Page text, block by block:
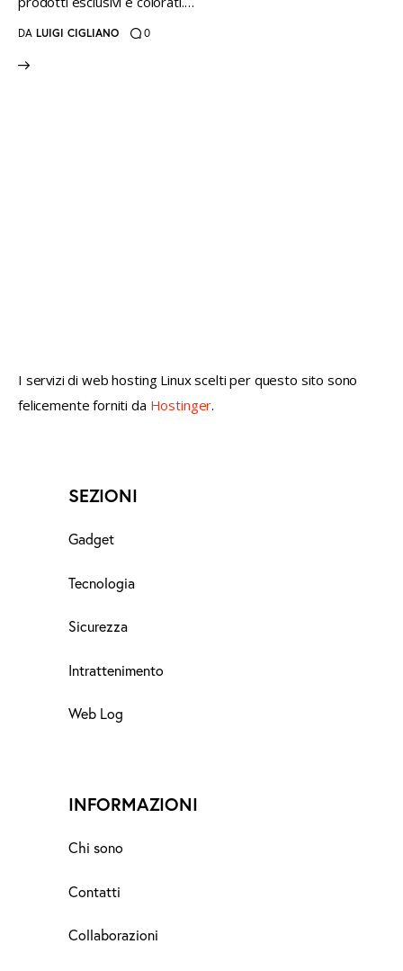
DA LUIGI CIGLIANO 0
I servizi di web hosting Linux scelti per questo sito sono
felicemente forniti da Hostinger.
SEZIONI
Gadget
Tecnologia
Sicurezza
Intrattenimento
Web Log
INFORMAZIONI
Chi sono
Contatti
Collaborazioni